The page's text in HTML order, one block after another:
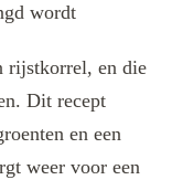
wordt
rijstkorrel, en die
Dit recept
en een
weer voor een